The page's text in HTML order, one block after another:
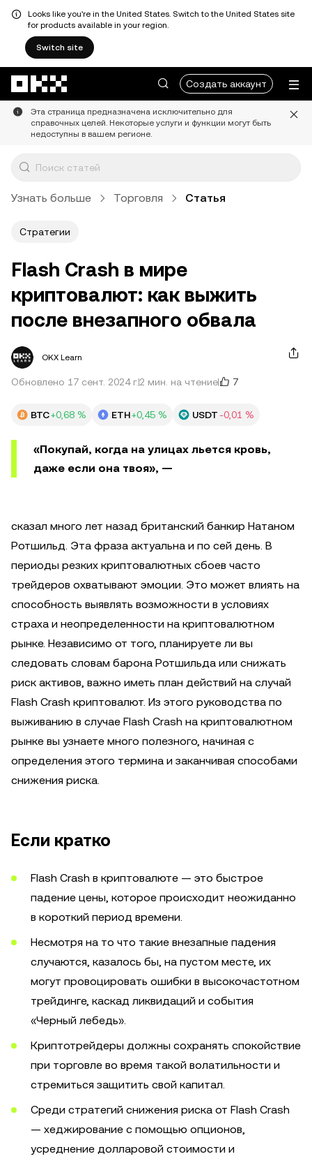
Looks like you're in the United States. Switch to the United States site
for products available in your region.
Switch site
Создать аккаунт
Эта страница предназначена исключительно для
справочных целей. Некоторые услуги и функции могут быть
недоступны в вашем регионе.
Узнать больше Торговля Статья
Стратегии
Flash Crash в мире
криптовалют: как выжить
после внезапного обвала
OKX Learn
Обновлено 17 сент. 2024 г. 2 мин. на чтение 7
BTC+0,68 % ETH+0,45 % USDT-0,01 %
«Покупай, когда на улицах льется кровь,
даже если она твоя», —
сказал много лет назад британский банкир Натаном
Ротшильд. Эта фраза актуальна и по сей день. В
периоды резких криптовалютных сбоев часто
трейдеров охватывают эмоции. Это может влиять на
способность выявлять возможности в условиях
страха и неопределенности на криптовалютном
рынке. Независимо от того, планируете ли вы
следовать словам барона Ротшильда или снижать
риск активов, важно иметь план действий на случай
Flash Crash криптовалют. Из этого руководства по
выживанию в случае Flash Crash на криптовалютном
рынке вы узнаете много полезного, начиная с
определения этого термина и заканчивая способами
снижения риска.
Если кратко
Flash Crash в криптовалюте — это быстрое
падение цены, которое происходит неожиданно
в короткий период времени.
Несмотря на то что такие внезапные падения
случаются, казалось бы, на пустом месте, их
могут провоцировать ошибки в высокочастотном
трейдинге, каскад ликвидаций и события
«Черный лебедь».
Криптотрейдеры должны сохранять спокойствие
при торговле во время такой волатильности и
стремиться защитить свой капитал.
Среди стратегий снижения риска от Flash Crash
— хеджирование с помощью опционов,
усреднение долларовой стоимости и